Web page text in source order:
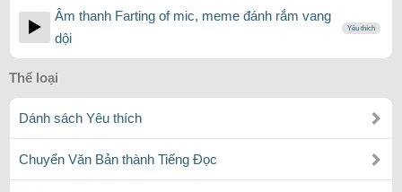
Âm thanh Farting of mic, meme đánh rắm vang
dội
Yêu thích
Thể loại
Dánh sách Yêu thích
Chuyển Văn Bản thành Tiếng Đọc